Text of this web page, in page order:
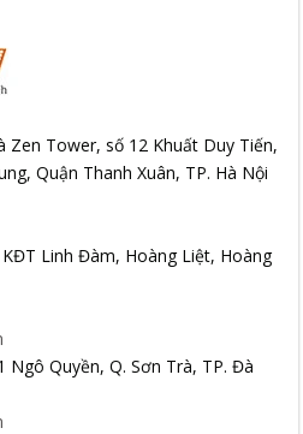
Zen Tower, số 12 Khuất Duy Tiến,
Quận Thanh Xuân, TP. Hà Nội
KĐT Linh Đàm, Hoàng Liệt, Hoàng
Ngô Quyền, Q. Sơn Trà, TP. Đà